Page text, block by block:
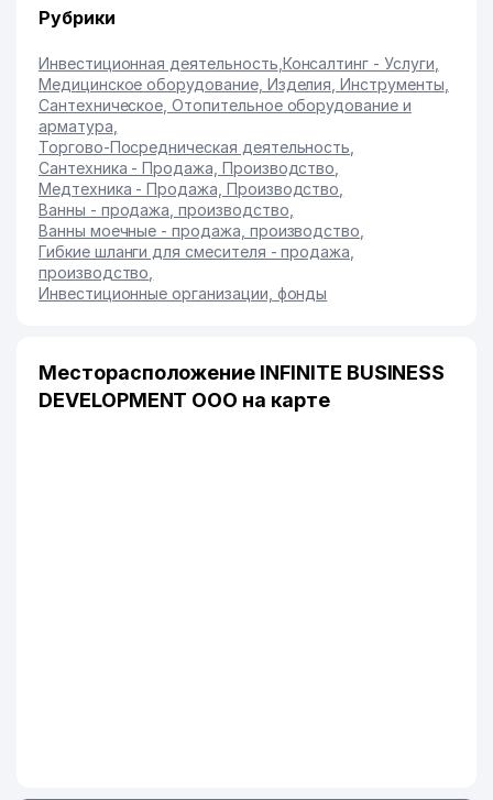
Рубрики
Инвестиционная деятельность Консалтинг - Услуги
Медицинское оборудование, Изделия, Инструменты
Сантехническое, Отопительное оборудование и
арматура
Торгово-Посредническая деятельность
Сантехника - Продажа, Производство
Медтехника - Продажа, Производство
Ванны - продажа, производство
Ванны моечные - продажа, производство
Гибкие шланги для смесителя - продажа,
производство
Инвестиционные организации, фонды
Месторасположение INFINITE BUSINESS
DEVELOPMENT ООО на карте